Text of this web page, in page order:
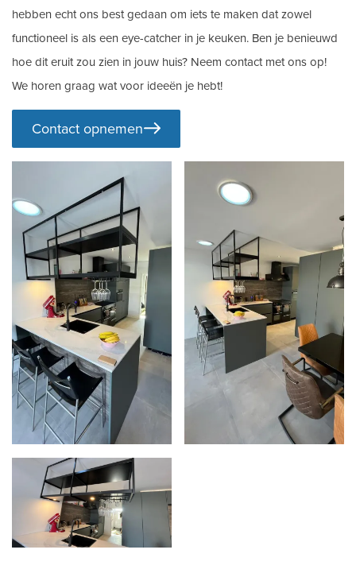
hebben echt ons best gedaan om iets te maken dat zowel
functioneel is als een eye-catcher in je keuken. Ben je benieuwd
hoe dit eruit zou zien in jouw huis? Neem contact met ons op!
We horen graag wat voor ideeën je hebt!
Contact opnemen